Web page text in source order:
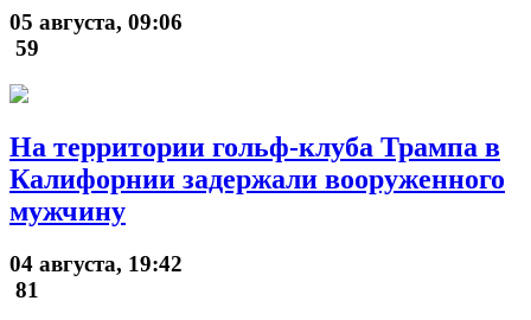
05 августа, 09:06
59
На территории гольф-клуба Трампа в
Калифорнии задержали вооруженного
мужчину
04 августа, 19:42
81